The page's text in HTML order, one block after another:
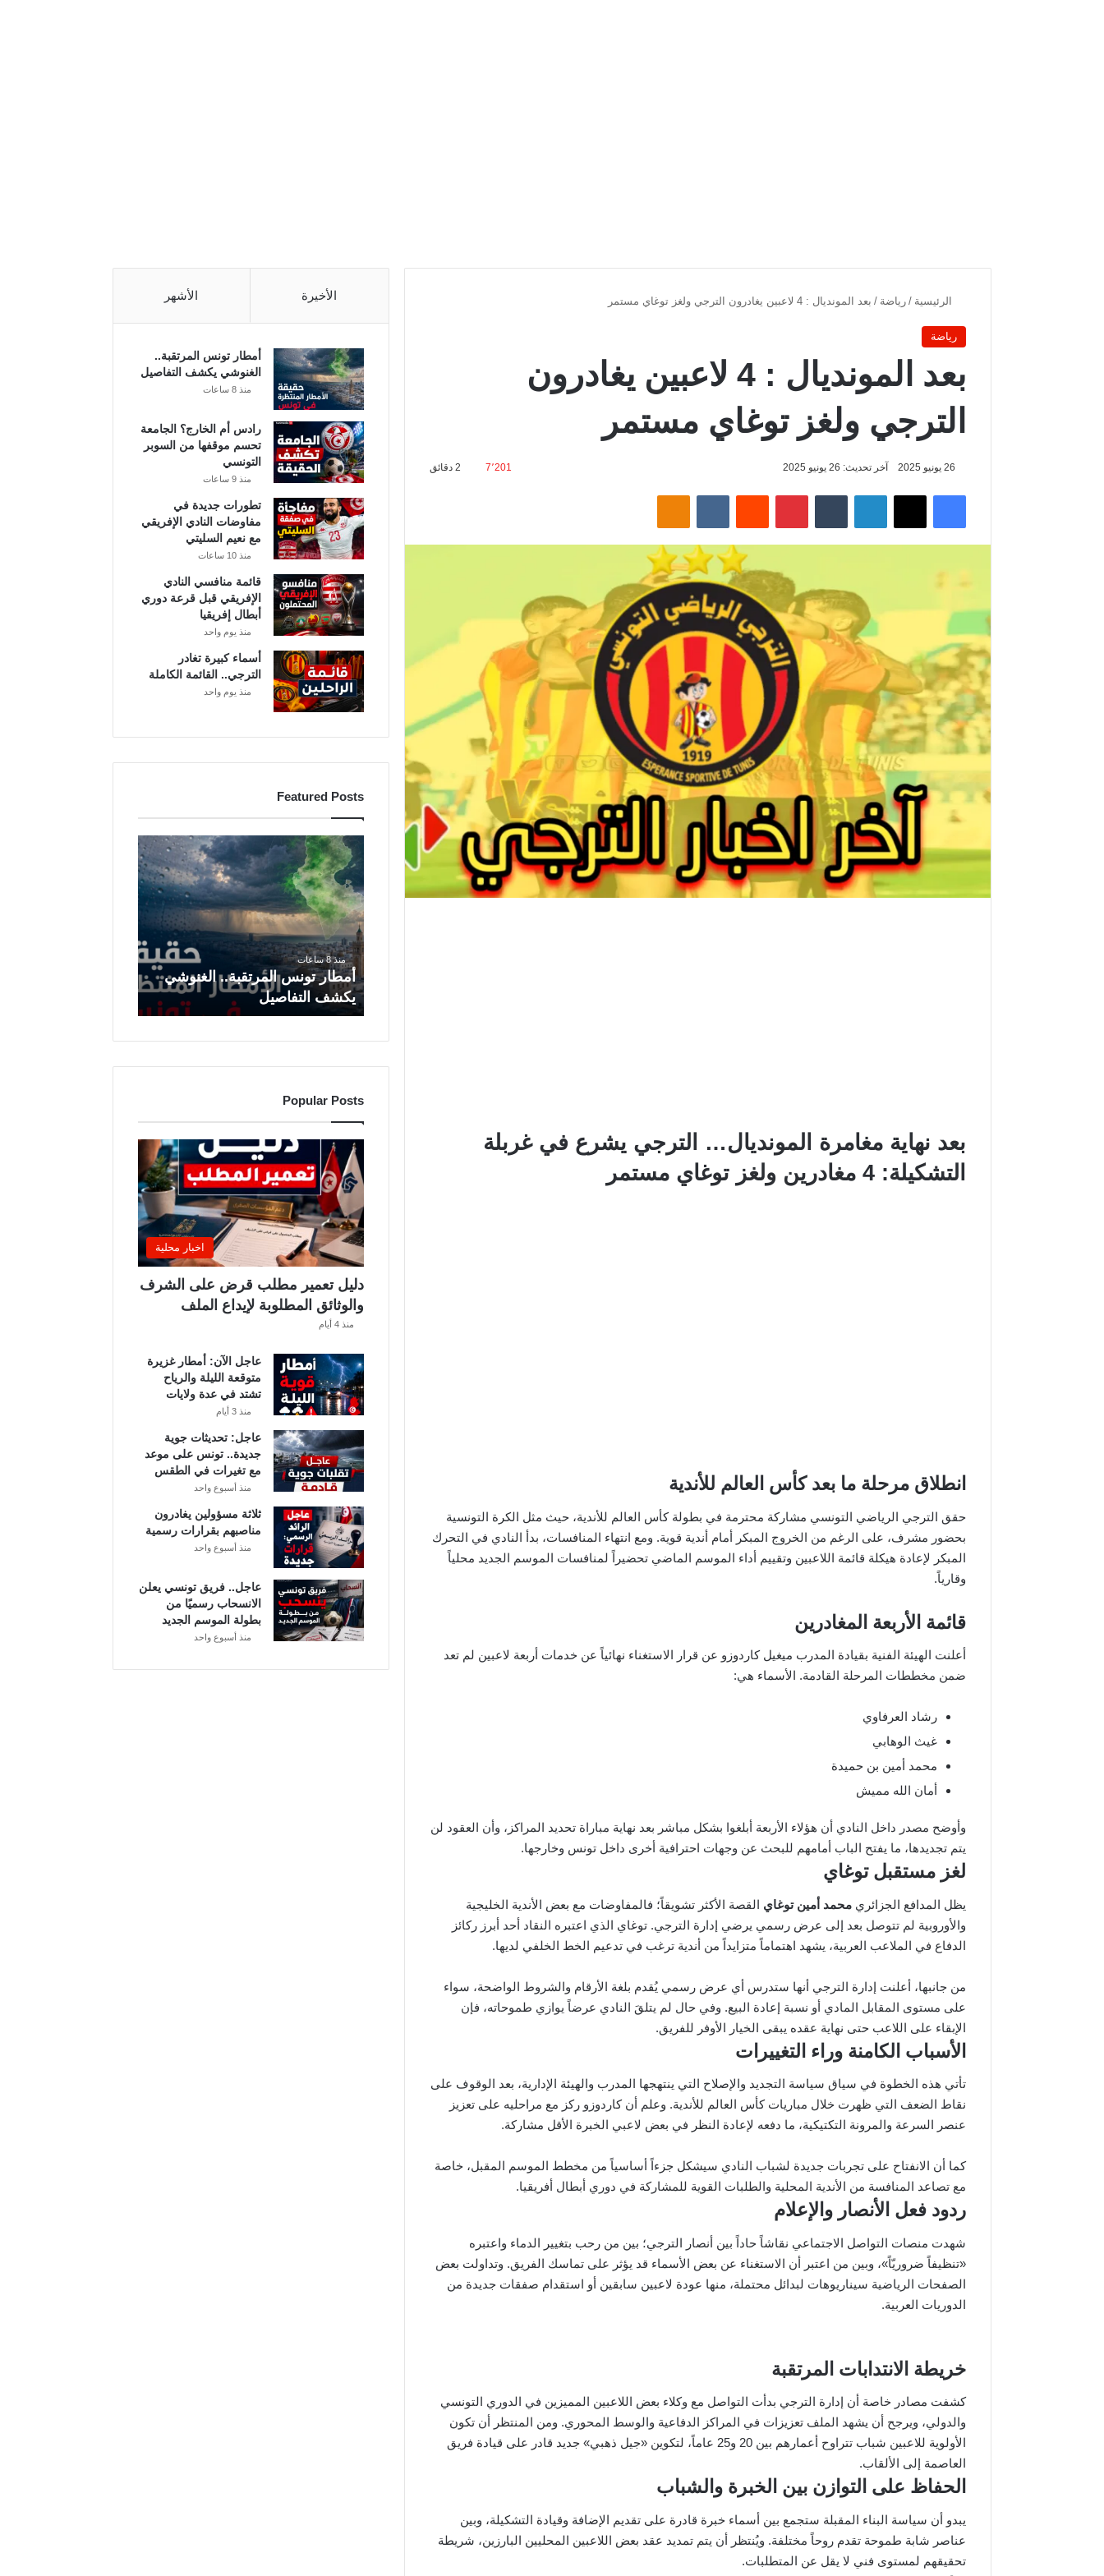
الرئيسية / رياضة / بعد المونديال : 4 لاعبين يغادرون الترجي ولغز توغاي مستمر
رياضة
بعد المونديال : 4 لاعبين يغادرون
الترجي ولغز توغاي مستمر
26 يونيو 2025 آخر تحديث: 26 يونيو 2025 7٬201
فيسبوك ‫X لينكدإن بينتيريست
بعد نهاية مغامرة المونديال… الترجي يشرع في غربلة
التشكيلة: 4 مغادرين ولغز توغاي مستمر
انطلاق مرحلة ما بعد كأس العالم للأندية
حقق الترجي الرياضي التونسي مشاركة محترمة في بطولة كأس العالم للأندية، حيث مثل الكرة التونسية
بحضور مشرف، على الرغم من الخروج المبكر أمام أندية قوية. ومع انتهاء المنافسات، بدأ النادي في التحرك
المبكر لإعادة هيكلة قائمة اللاعبين وتقييم أداء الموسم الماضي تحضيراً لمنافسات الموسم الجديد محلياً
وقارياً.
قائمة الأربعة المغادرين
أعلنت الهيئة الفنية بقيادة المدرب ميغيل كاردوزو عن قرار الاستغناء نهائياً عن خدمات أربعة لاعبين لم تعد
ضمن مخططات المرحلة القادمة. الأسماء هي:
رشاد العرفاوي
غيث الوهابي
محمد أمين بن حميدة
أمان الله مميش
وأوضح مصدر داخل النادي أن هؤلاء الأربعة أبلغوا بشكل مباشر بعد نهاية مباراة تحديد المراكز، وأن العقود لن
يتم تجديدها، ما يفتح الباب أمامهم للبحث عن وجهات احترافية أخرى داخل تونس وخارجها.
لغز مستقبل توغاي
يظل المدافع الجزائري محمد أمين توغاي القصة الأكثر تشويقاً؛ فالمفاوضات مع بعض الأندية الخليجية
والأوروبية لم تتوصل بعد إلى عرض رسمي يرضي إدارة الترجي. توغاي الذي اعتبره النقاد أحد أبرز ركائز
الدفاع في الملاعب العربية، يشهد اهتماماً متزايداً من أندية ترغب في تدعيم الخط الخلفي لديها.
من جانبها، أعلنت إدارة الترجي أنها ستدرس أي عرض رسمي يُقدم بلغة الأرقام والشروط الواضحة، سواء
على مستوى المقابل المادي أو نسبة إعادة البيع. وفي حال لم يتلقَ النادي عرضاً يوازي طموحاته، فإن
الإبقاء على اللاعب حتى نهاية عقده يبقى الخيار الأوفر للفريق.
الأسباب الكامنة وراء التغييرات
تأتي هذه الخطوة في سياق سياسة التجديد والإصلاح التي ينتهجها المدرب والهيئة الإدارية، بعد الوقوف على
نقاط الضعف التي ظهرت خلال مباريات كأس العالم للأندية. وعلم أن كاردوزو ركز مع مراحليه على تعزيز
عنصر السرعة والمرونة التكتيكية، ما دفعه لإعادة النظر في بعض لاعبي الخبرة الأقل مشاركة.
كما أن الانفتاح على تجربات جديدة لشباب النادي سيشكل جزءاً أساسياً من مخطط الموسم المقبل، خاصة
مع تصاعد المنافسة من الأندية المحلية والطلبات القوية للمشاركة في دوري أبطال أفريقيا.
ردود فعل الأنصار والإعلام
شهدت منصات التواصل الاجتماعي نقاشاً حاداً بين أنصار الترجي؛ بين من رحب بتغيير الدماء واعتبره
«تنظيفاً ضروريّاً»، وبين من اعتبر أن الاستغناء عن بعض الأسماء قد يؤثر على تماسك الفريق. وتداولت بعض
الصفحات الرياضية سيناريوهات لبدائل محتملة، منها عودة لاعبين سابقين أو استقدام صفقات جديدة من
الدوريات العربية.
خريطة الانتدابات المرتقبة
كشفت مصادر خاصة أن إدارة الترجي بدأت التواصل مع وكلاء بعض اللاعبين المميزين في الدوري التونسي
والدولي، ويرجح أن يشهد الملف تعزيزات في المراكز الدفاعية والوسط المحوري. ومن المنتظر أن تكون
الأولوية للاعبين شباب تتراوح أعمارهم بين 20 و25 عاماً، لتكوين «جيل ذهبي» جديد قادر على قيادة فريق
العاصمة إلى الألقاب.
الحفاظ على التوازن بين الخبرة والشباب
يبدو أن سياسة البناء المقبلة ستجمع بين أسماء خبرة قادرة على تقديم الإضافة وقيادة التشكيلة، وبين
عناصر شابة طموحة تقدم روحاً مختلفة. ويُنتظر أن يتم تمديد عقد بعض اللاعبين المحليين البارزين، شريطة
تحقيقهم لمستوى فني لا يقل عن المتطلبات.
الأخيرة الأشهر
أمطار تونس المرتقبة..
الغنوشي يكشف التفاصيل
منذ 8 ساعات
رادس أم الخارج؟ الجامعة
تحسم موقفها من السوبر
التونسي
منذ 9 ساعات
تطورات جديدة في
مفاوضات النادي الإفريقي
مع نعيم السليتي
منذ 10 ساعات
قائمة منافسي النادي
الإفريقي قبل قرعة دوري
أبطال إفريقيا
منذ يوم واحد
أسماء كبيرة تغادر
الترجي.. القائمة الكاملة
منذ يوم واحد
Featured Posts
م
ا
ر
ت
و
ن
س
ا
ل
ر
ة
.
.
ل
غ
ن
و
ش
ي
ك
ش
ل
ت
ف
ا
ص
ل
منذ 8 ساعات
أمطار تونس المرتقبة.. الغنوشي
يكشف التفاصيل
Popular Posts
اخبار محلية
دليل تعمير مطلب قرض على الشرف
والوثائق المطلوبة لإيداع الملف
منذ 4 أيام
عاجل الآن: أمطار غزيرة
متوقعة الليلة والرياح
تشتد في عدة ولايات
منذ 3 أيام
عاجل: تحديثات جوية
جديدة.. تونس على موعد
مع تغيرات في الطقس
منذ أسبوع واحد
ثلاثة مسؤولين يغادرون
مناصبهم بقرارات رسمية
منذ أسبوع واحد
عاجل.. فريق تونسي يعلن
الانسحاب رسميًا من
بطولة الموسم الجديد
منذ أسبوع واحد